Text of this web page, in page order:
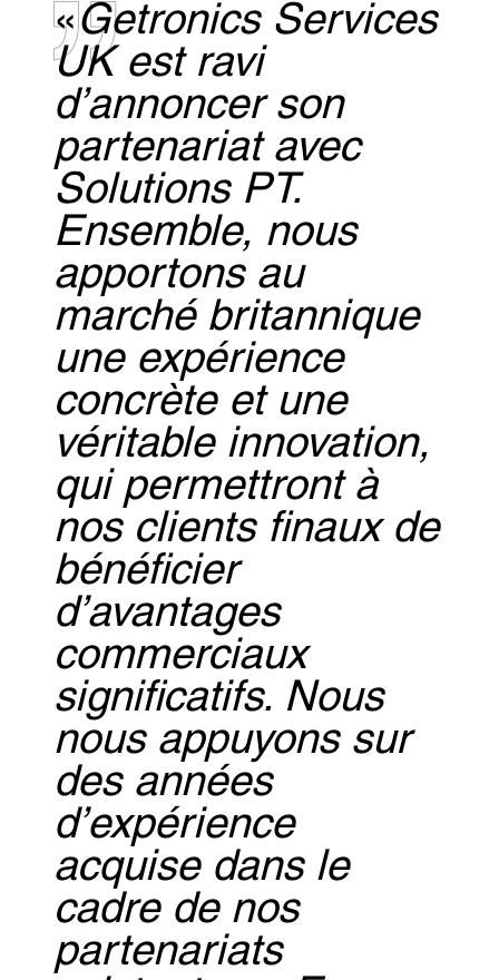
«Getronics Services
UK est ravi
d’annoncer son
partenariat avec
Solutions PT.
Ensemble, nous
apportons au
marché britannique
une expérience
concrète et une
véritable innovation,
qui permettront à
nos clients finaux de
bénéficier
d’avantages
commerciaux
significatifs. Nous
nous appuyons sur
des années
d’expérience
acquise dans le
cadre de nos
partenariats